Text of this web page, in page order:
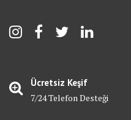
Ücretsiz Keşif
7/24 Telefon Desteği